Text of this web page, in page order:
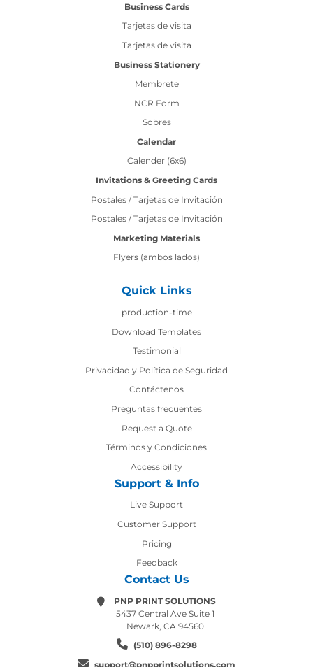
Business Cards
Tarjetas de visita
Tarjetas de visita
Business Stationery
Membrete
NCR Form
Sobres
Calendar
Calender (6x6)
Invitations & Greeting Cards
Postales / Tarjetas de Invitación
Postales / Tarjetas de Invitación
Marketing Materials
Flyers (ambos lados)
Quick Links
production-time
production-time
Download Templates
Testimonial
Privacidad y Política de Seguridad
Contáctenos
Contáctenos
Preguntas frecuentes
Request a Quote
Términos y Condiciones
Accessibility
Support & Info
Live Support
Customer Support
Pricing
Feedback
Contact Us
PNP PRINT SOLUTIONS
5437 Central Ave Suite 1
Newark, CA 94560
(510) 896-8298
support@pnpprintsolutions.com